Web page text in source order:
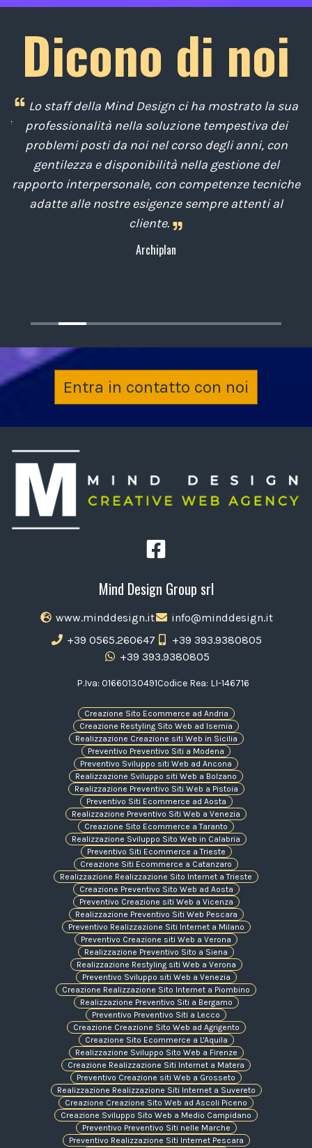
Dicono di noi
Lo staff della Mind Design ci ha mostrato la sua
professionalità nella soluzione tempestiva dei
problemi posti da noi nel corso degli anni, con
gentilezza e disponibilità nella gestione del
rapporto interpersonale, con competenze tecniche
adatte alle nostre esigenze sempre attenti al
cliente.
Archiplan
Entra in contatto con noi
Mind Design Group srl
www.minddesign.it
info@minddesign.it
+39 0565.260647
+39 393.9380805
+39 393.9380805
P.Iva: 01660130491Codice Rea: LI-146716
Creazione Sito Ecommerce ad Andria
Creazione Restyling Sito Web ad Isernia
Realizzazione Creazione siti Web in Sicilia
Preventivo Preventivo Siti a Modena
Preventivo Sviluppo siti Web ad Ancona
Realizzazione Sviluppo siti Web a Bolzano
Realizzazione Preventivo Siti Web a Pistoia
Preventivo Siti Ecommerce ad Aosta
Realizzazione Preventivo Siti Web a Venezia
Creazione Sito Ecommerce a Taranto
Realizzazione Sviluppo Sito Web in Calabria
Preventivo Siti Ecommerce a Trieste
Creazione Siti Ecommerce a Catanzaro
Realizzazione Realizzazione Sito Internet a Trieste
Creazione Preventivo Sito Web ad Aosta
Preventivo Creazione siti Web a Vicenza
Realizzazione Preventivo Siti Web Pescara
Preventivo Realizzazione Siti Internet a Milano
Preventivo Creazione siti Web a Verona
Realizzazione Preventivo Sito a Siena
Realizzazione Restyling siti Web a Verona
Preventivo Sviluppo siti Web a Venezia
Creazione Realizzazione Sito Internet a Piombino
Realizzazione Preventivo Siti a Bergamo
Preventivo Preventivo Siti a Lecco
Creazione Creazione Sito Web ad Agrigento
Creazione Sito Ecommerce a L'Aquila
Realizzazione Sviluppo Sito Web a Firenze
Creazione Realizzazione Siti Internet a Matera
Preventivo Creazione siti Web a Grosseto
Realizzazione Realizzazione Siti Internet a Suvereto
Creazione Creazione Sito Web ad Ascoli Piceno
Creazione Sviluppo Sito Web a Medio Campidano
Preventivo Preventivo Siti nelle Marche
Preventivo Realizzazione Siti Internet Pescara